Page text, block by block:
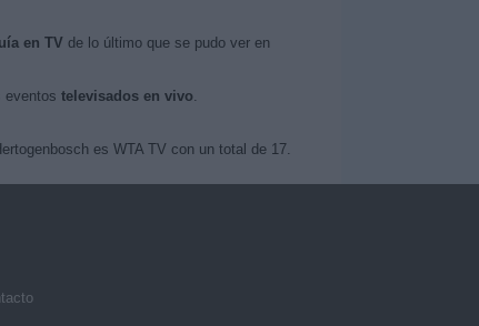
en TV de lo último que se pudo ver en
eventos televisados en vivo.
es WTA TV con un total de 17.